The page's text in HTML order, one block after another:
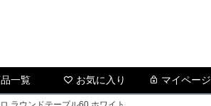
一覧 お気に入り マイページ